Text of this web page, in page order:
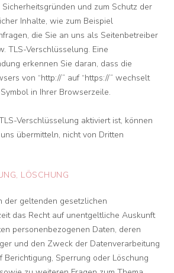
und zum Schutz der
Inhalte, wie zum Beispiel
die Sie an uns als Seitenbetreiber
TLS-Verschlüsselung. Eine
erkennen Sie daran, dass die
von “http://” auf “https://” wechselt
in Ihrer Browserzeile.
Verschlüsselung aktiviert ist, können
übermitteln, nicht von Dritten
LÖSCHUNG
der geltenden gesetzlichen
das Recht auf unentgeltliche Auskunft
personenbezogenen Daten, deren
und den Zweck der Datenverarbeitung
Berichtigung, Sperrung oder Löschung